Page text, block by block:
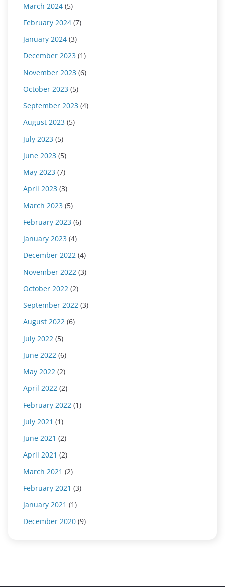
March 2024 (5)
February 2024 (7)
January 2024 (3)
December 2023 (1)
November 2023 (6)
October 2023 (5)
September 2023 (4)
August 2023 (5)
July 2023 (5)
June 2023 (5)
May 2023 (7)
April 2023 (3)
March 2023 (5)
February 2023 (6)
January 2023 (4)
December 2022 (4)
November 2022 (3)
October 2022 (2)
September 2022 (3)
August 2022 (6)
July 2022 (5)
June 2022 (6)
May 2022 (2)
April 2022 (2)
February 2022 (1)
July 2021 (1)
June 2021 (2)
April 2021 (2)
March 2021 (2)
February 2021 (3)
January 2021 (1)
December 2020 (9)